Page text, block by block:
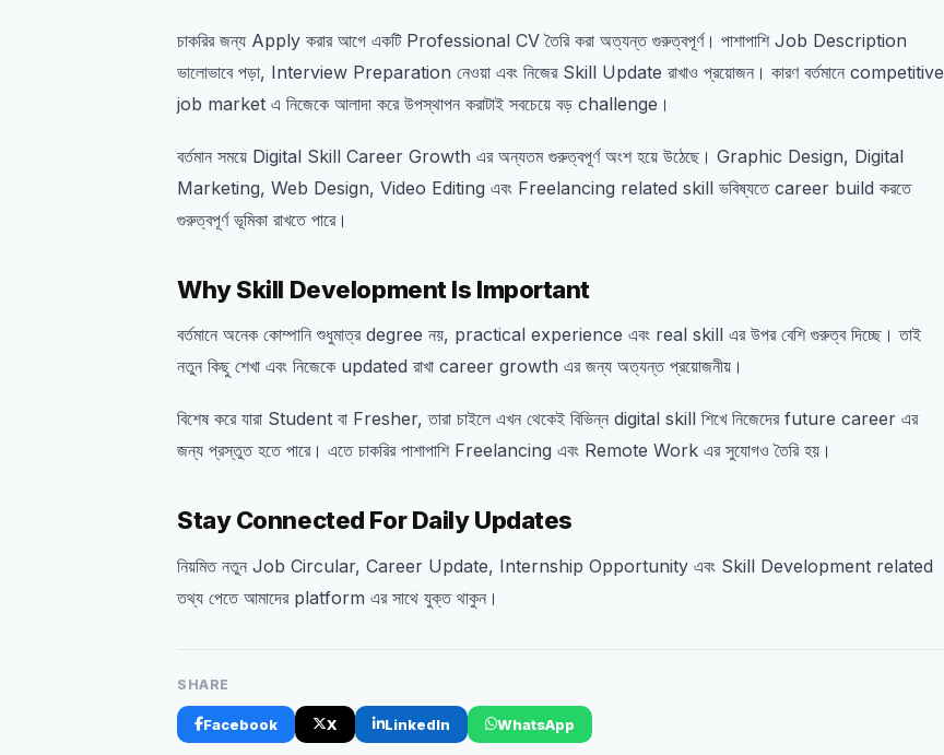
চাকরির জন্য Apply করার আগে একটি Professional CV তৈরি করা অত্যন্ত গুরুত্বপূর্ণ। পাশাপাশি Job Description
ভালোভাবে পড়া, Interview Preparation নেওয়া এবং নিজের Skill Update রাখাও প্রয়োজন। কারণ বর্তমানে competitive
job market এ নিজেকে আলাদা করে উপস্থাপন করাটাই সবচেয়ে বড় challenge।
বর্তমান সময়ে Digital Skill Career Growth এর অন্যতম গুরুত্বপূর্ণ অংশ হয়ে উঠেছে। Graphic Design, Digital
Marketing, Web Design, Video Editing এবং Freelancing related skill ভবিষ্যতে career build করতে
গুরুত্বপূর্ণ ভূমিকা রাখতে পারে।
Why Skill Development Is Important
বর্তমানে অনেক কোম্পানি শুধুমাত্র degree নয়, practical experience এবং real skill এর উপর বেশি গুরুত্ব দিচ্ছে। তাই
নতুন কিছু শেখা এবং নিজেকে updated রাখা career growth এর জন্য অত্যন্ত প্রয়োজনীয়।
বিশেষ করে যারা Student বা Fresher, তারা চাইলে এখন থেকেই বিভিন্ন digital skill শিখে নিজেদের future career এর
জন্য প্রস্তুত হতে পারে। এতে চাকরির পাশাপাশি Freelancing এবং Remote Work এর সুযোগও তৈরি হয়।
Stay Connected For Daily Updates
নিয়মিত নতুন Job Circular, Career Update, Internship Opportunity এবং Skill Development related
তথ্য পেতে আমাদের platform এর সাথে যুক্ত থাকুন।
SHARE
Facebook X LinkedIn WhatsApp